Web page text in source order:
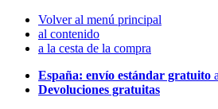
Volver al menú principal
al contenido
a la cesta de la compra
España: envío estándar gratuito
Devoluciones gratuitas